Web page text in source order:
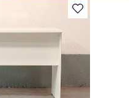
В избранное
незначительные
влияющие на